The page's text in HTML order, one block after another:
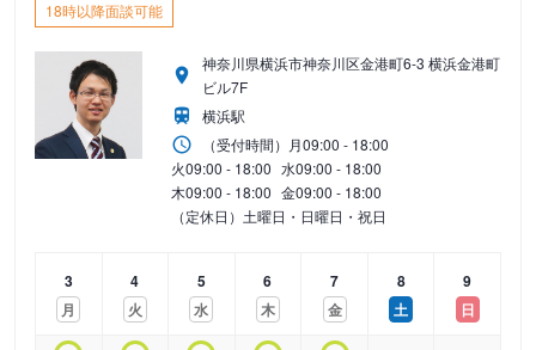
18時以降面談可能
神奈川県横浜市神奈川区金港町6-3 横浜金港町
ビル7F
横浜駅
（受付時間） 月09:00 - 18:00
火09:00 - 18:00 水09:00 - 18:00
木09:00 - 18:00 金09:00 - 18:00
（定休日）土曜日・日曜日・祝日
3
月
4
火
5
水
6
木
7
金
8
土
9
日